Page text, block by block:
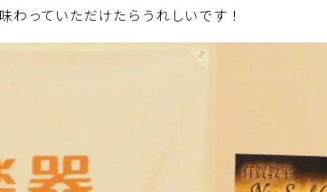
わっていただけたらうれしいです！